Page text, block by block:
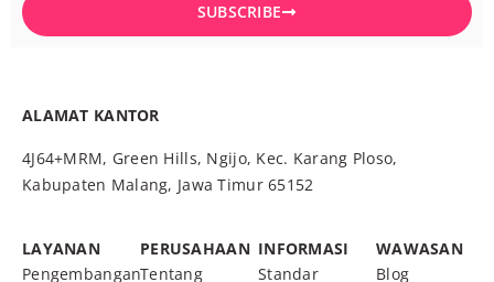
SUBSCRIBE
ALAMAT KANTOR
4J64+MRM, Green Hills, Ngijo, Kec. Karang Ploso,
Kabupaten Malang, Jawa Timur 65152
LAYANAN
Pengembangan
PERUSAHAAN
Tentang
INFORMASI
Standar
WAWASAN
Blog